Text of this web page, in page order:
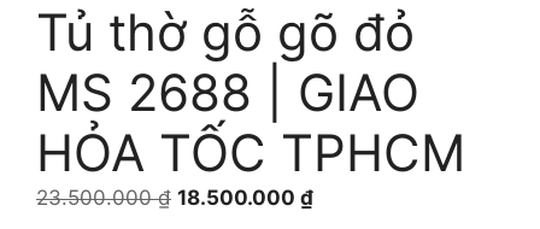
Tủ thờ gỗ gõ đỏ
MS 2688 | GIAO
HỎA TỐC TPHCM
23.500.000₫ Giá
18.500.000 ₫Giá